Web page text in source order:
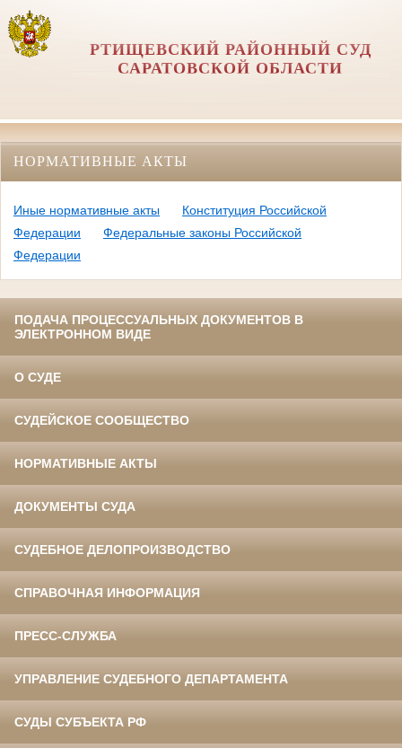
РТИЩЕВСКИЙ РАЙОННЫЙ СУД
САРАТОВСКОЙ ОБЛАСТИ
НОРМАТИВНЫЕ АКТЫ
Иные нормативные акты
Конституция Российской
Федерации
Федеральные законы Российской
Федерации
ПОДАЧА ПРОЦЕССУАЛЬНЫХ ДОКУМЕНТОВ В
ЭЛЕКТРОННОМ ВИДЕ
О СУДЕ
СУДЕЙСКОЕ СООБЩЕСТВО
НОРМАТИВНЫЕ АКТЫ
ДОКУМЕНТЫ СУДА
СУДЕБНОЕ ДЕЛОПРОИЗВОДСТВО
СПРАВОЧНАЯ ИНФОРМАЦИЯ
ПРЕСС-СЛУЖБА
УПРАВЛЕНИЕ СУДЕБНОГО ДЕПАРТАМЕНТА
СУДЫ СУБЪЕКТА РФ